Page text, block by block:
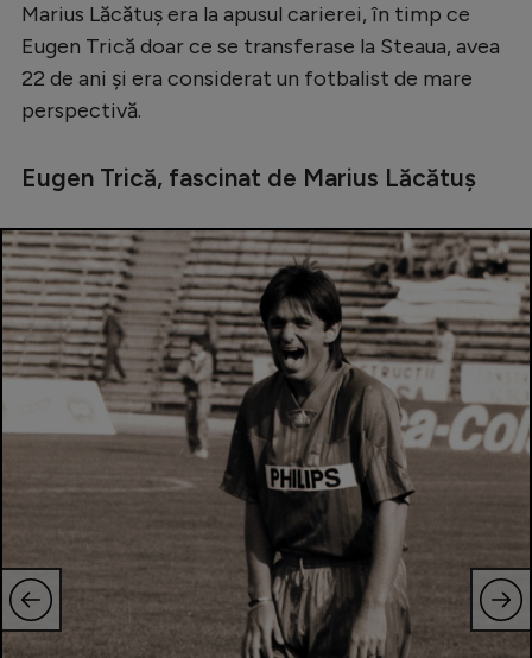
Rugby
Ciclism
Intră în cont
Creează cont
Marius Lăcătuș era la apusul carierei, în timp ce
Eugen Trică doar ce se transferase la Steaua, avea
22 de ani și era considerat un fotbalist de mare
perspectivă.
Eugen Trică, fascinat de Marius Lăcătuș